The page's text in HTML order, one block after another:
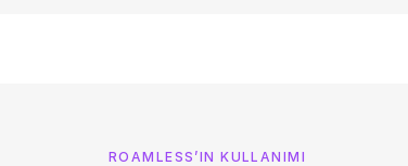
ROAMLESS’IN KULLANIMI